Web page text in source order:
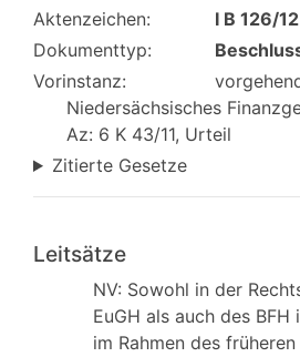
Aktenzeichen:
I B 126/12
Dokumenttyp:
Vorinstanz:
Niedersächsisches
Az: 6 K 43/11, Urteil
Zitierte Gesetze
Leitsätze
NV: Sowohl in der
EuGH als auch des
im Rahmen des früheren